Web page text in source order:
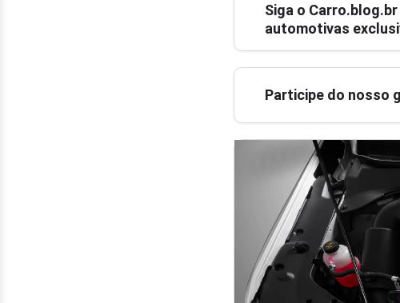
Siga o Carro.blog.br
automotivas
Participe do nosso